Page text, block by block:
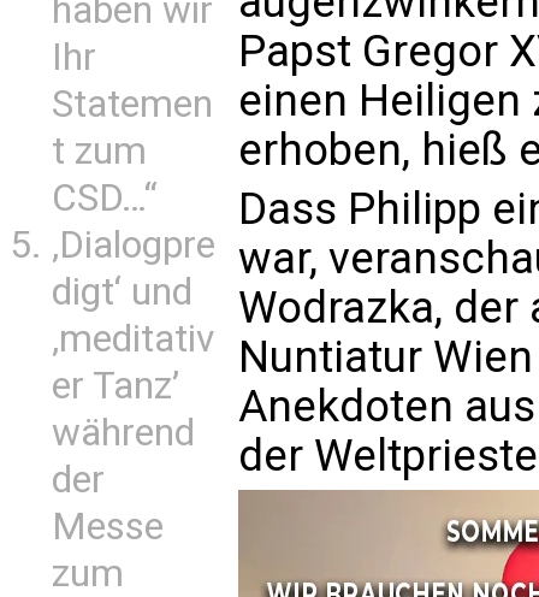
haben wir
Ihr
Statemen
t zum
CSD…“
‚Dialogpre
digt‘ und
‚meditativ
er Tanz’
während
der
Messe
zum
Papst Gregor
einen Heiligen
erhoben, hieß
Dass Philipp
war,
Wodrazka,
Nuntiatur
Anekdoten
der